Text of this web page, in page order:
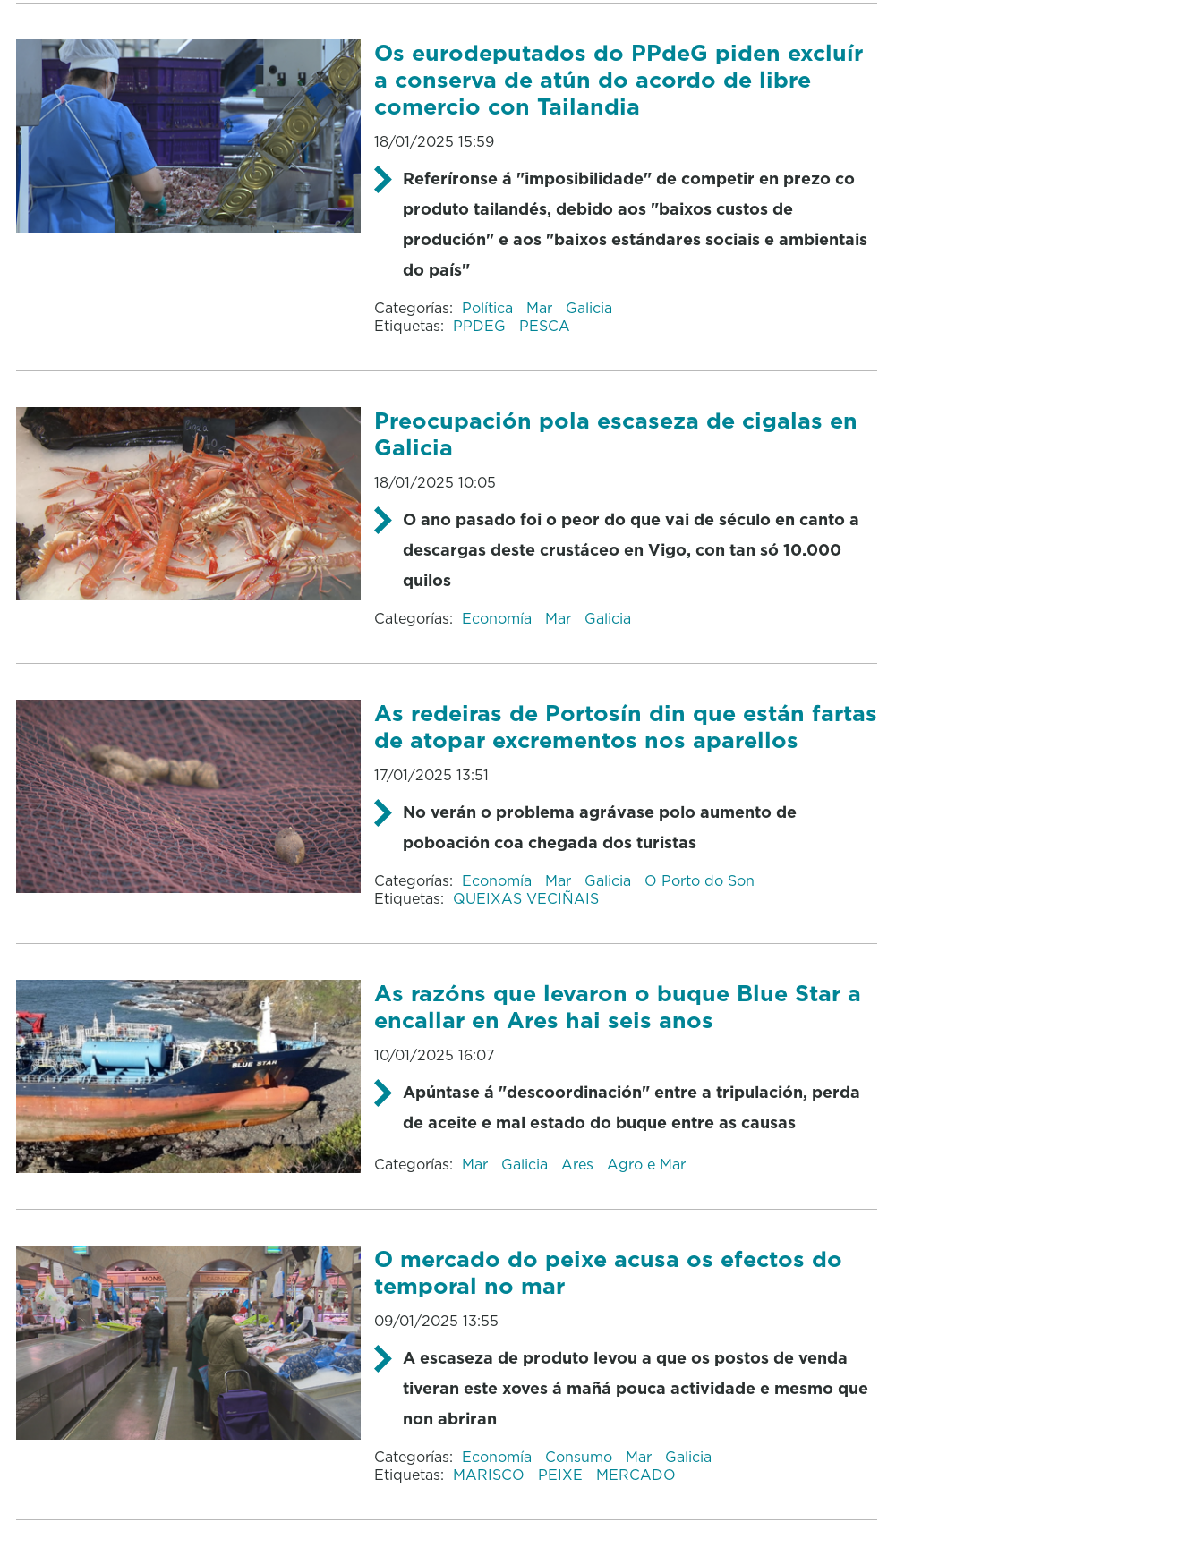
Os eurodeputados do PPdeG piden excluír
a conserva de atún do acordo de libre
comercio con Tailandia
18/01/2025 15:59
Referíronse á "imposibilidade" de competir en prezo co
produto tailandés, debido aos "baixos custos de
produción" e aos "baixos estándares sociais e ambientais
do país"
Categorías: Política Mar
Galicia
Etiquetas: PPDEG PESCA
Preocupación pola escaseza de cigalas en
Galicia
18/01/2025 10:05
O ano pasado foi o peor do que vai de século en canto a
descargas deste crustáceo en Vigo, con tan só 10.000
quilos
Categorías: Economía Mar Galicia
As redeiras de Portosín din que están fartas
de atopar excrementos nos aparellos
17/01/2025 13:51
No verán o problema agrávase polo aumento de
poboación coa chegada dos turistas
Categorías: Economía Mar Galicia
O Porto do Son
Etiquetas: QUEIXAS VECIÑAIS
As razóns que levaron o buque Blue Star a
encallar en Ares hai seis anos
10/01/2025 16:07
Apúntase á "descoordinación" entre a tripulación, perda
de aceite e mal estado do buque entre as causas
Categorías: Mar Galicia Ares Agro e Mar
O mercado do peixe acusa os efectos do
temporal no mar
09/01/2025 13:55
A escaseza de produto levou a que os postos de venda
tiveran este xoves á mañá pouca actividade e mesmo que
non abriran
Categorías: Economía Consumo Mar
Galicia
Etiquetas: MARISCO PEIXE MERCADO